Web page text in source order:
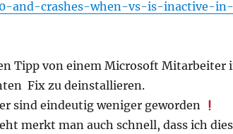
and-crashes-when-vs-is-inactive-in-
Tipp von einem Microsoft Mitarbeiter
Fix zu deinstallieren.
sind eindeutig weniger geworden
merkt man auch schnell, dass ich